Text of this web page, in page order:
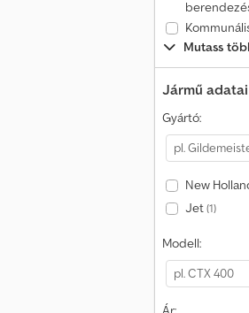
Mutass
Jármű adatai
Gyártó:
New
Jet(1)
Modell: